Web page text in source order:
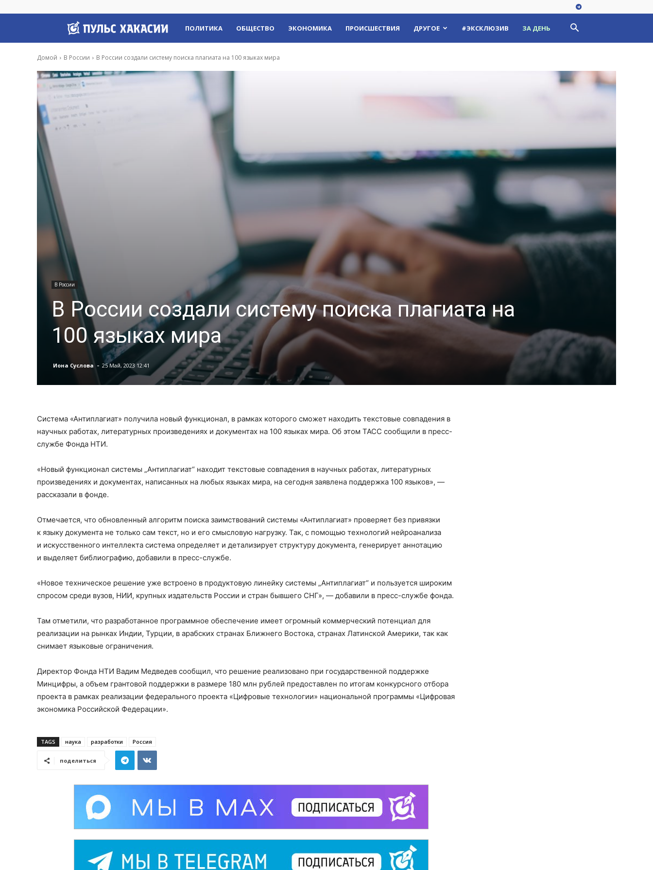
Пульс
Хакасии
ПОЛИТИКА ОБЩЕСТВО ЭКОНОМИКА ПРОИСШЕСТВИЯ ДРУГОЕ #ЭКСКЛЮЗИВ ЗА ДЕНЬ
Домой В России В России создали систему поиска плагиата на 100 языках мира
В России
В России создали систему поиска плагиата на
100 языках мира
Иона Суслова - 25 Май, 2023 12:41
Система «Антиплагиат» получила новый функционал, в рамках которого сможет находить текстовые совпадения в
научных работах, литературных произведениях и документах на 100 языках мира. Об этом ТАСС сообщили в пресс-
службе Фонда НТИ.
«Новый функционал системы „Антиплагиат“ находит текстовые совпадения в научных работах, литературных
произведениях и документах, написанных на любых языках мира, на сегодня заявлена поддержка 100 языков», —
рассказали в фонде.
Отмечается, что обновленный алгоритм поиска заимствований системы «Антиплагиат» проверяет без привязки
к языку документа не только сам текст, но и его смысловую нагрузку. Так, с помощью технологий нейроанализа
и искусственного интеллекта система определяет и детализирует структуру документа, генерирует аннотацию
и выделяет библиографию, добавили в пресс-службе.
«Новое техническое решение уже встроено в продуктовую линейку системы „Антиплагиат“ и пользуется широким
спросом среди вузов, НИИ, крупных издательств России и стран бывшего СНГ», — добавили в пресс-службе фонда.
Там отметили, что разработанное программное обеспечение имеет огромный коммерческий потенциал для
реализации на рынках Индии, Турции, в арабских странах Ближнего Востока, странах Латинской Америки, так как
снимает языковые ограничения.
Директор Фонда НТИ Вадим Медведев сообщил, что решение реализовано при государственной поддержке
Минцифры, а объем грантовой поддержки в размере 180 млн рублей предоставлен по итогам конкурсного отбора
проекта в рамках реализации федерального проекта «Цифровые технологии» национальной программы «Цифровая
экономика Российской Федерации».
TAGS наука разработки Россия
поделиться